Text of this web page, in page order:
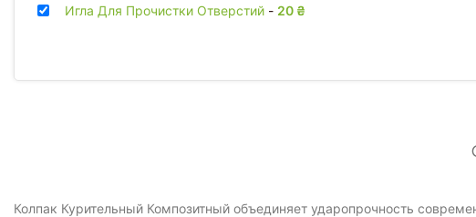
Колпак Курительный Композитный объединяет ударопрочность
Игла Для Прочистки Отверстий - 20 ₴